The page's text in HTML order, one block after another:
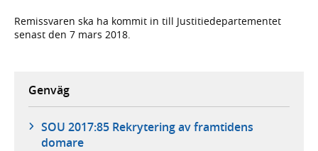
Remissvaren ska ha kommit in till Justitiedepartementet
senast den 7 mars 2018.
Genväg
SOU 2017:85 Rekrytering av framtidens
domare